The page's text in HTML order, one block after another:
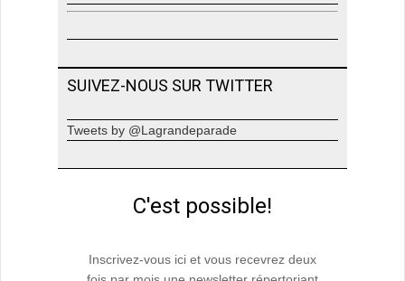
SUIVEZ-NOUS SUR TWITTER
Tweets by @Lagrandeparade
C'est possible!
Inscrivez-vous ici et vous recevrez deux